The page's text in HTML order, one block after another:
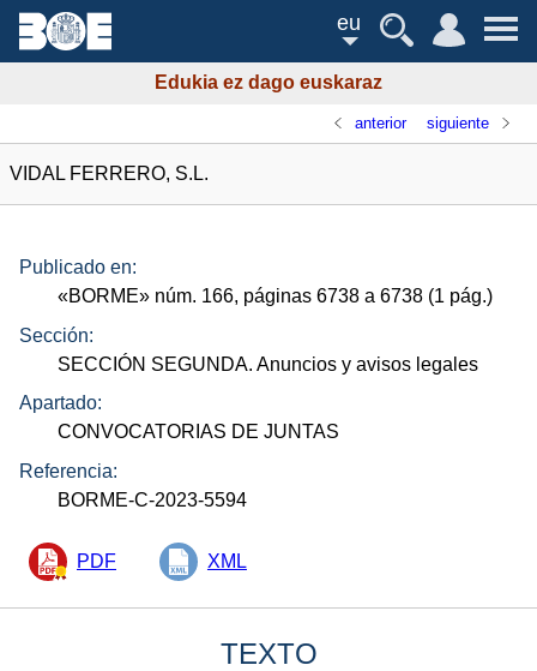
eu
Edukia ez dago euskaraz
anterior siguiente
VIDAL FERRERO, S.L.
Publicado en:
«BORME» núm. 166, páginas 6738 a 6738 (1 pág.)
Sección:
SECCIÓN SEGUNDA. Anuncios y avisos legales
Apartado:
CONVOCATORIAS DE JUNTAS
Referencia:
BORME-C-2023-5594
PDF XML
TEXTO